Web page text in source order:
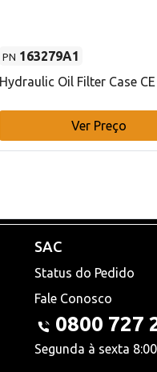
PN 163279A1
Hydraulic Oil Filter Case CE
Ver Preço
SAC
Status do Pedido
Fale Conosco
0800 727
Segunda à sexta